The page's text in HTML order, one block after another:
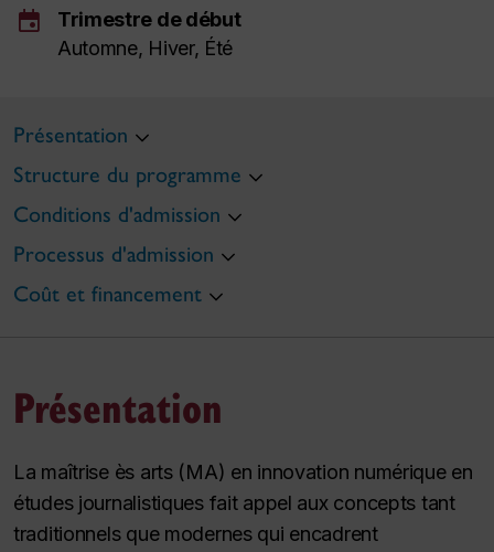
event
Trimestre de début
Automne, Hiver, Été
Présentation
Structure du programme
Conditions d'admission
Processus d'admission
Coût et financement
Présentation
La maîtrise ès arts (MA) en innovation numérique en
études journalistiques fait appel aux concepts tant
traditionnels que modernes qui encadrent